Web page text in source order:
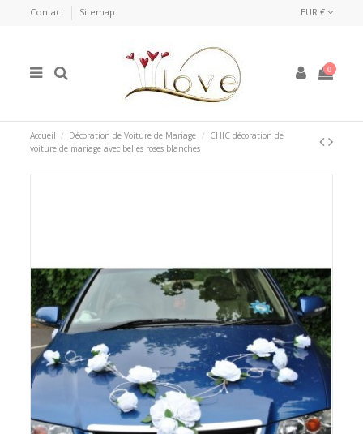
Contact Sitemap EUR €
0
Accueil Décoration de Voiture de Mariage
CHIC décoration de
voiture de mariage avec belles roses blanches